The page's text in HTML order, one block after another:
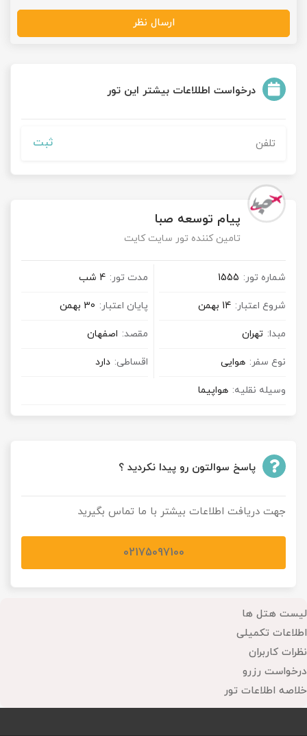
لیست هتل ها
اطلاعات تکمیلی
نظرات کاربران
درخواست رزرو
خلاصه اطلاعات تور
درخواست اطللاعات بیشتر این تور
ثبت
پیام توسعه صبا
تامین کننده تور سایت کایت
شماره تور: 1555 مدت تور: 4 شب
شروع اعتبار: 14 بهمن پایان اعتبار: 30 بهمن
مبدا: تهران مقصد: اصفهان
نوع سفر: هوایی اقساطی: دارد
وسیله نقلیه: هواپیما
پاسخ سوالتون رو پیدا نکردید ؟
جهت دریافت اطلاعات بیشتر با ما تماس بگیرید
02175097100
ارسال نظر